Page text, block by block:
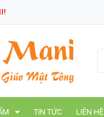
TIN TỨC LIÊN HỆ